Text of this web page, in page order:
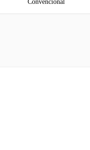
Convencional